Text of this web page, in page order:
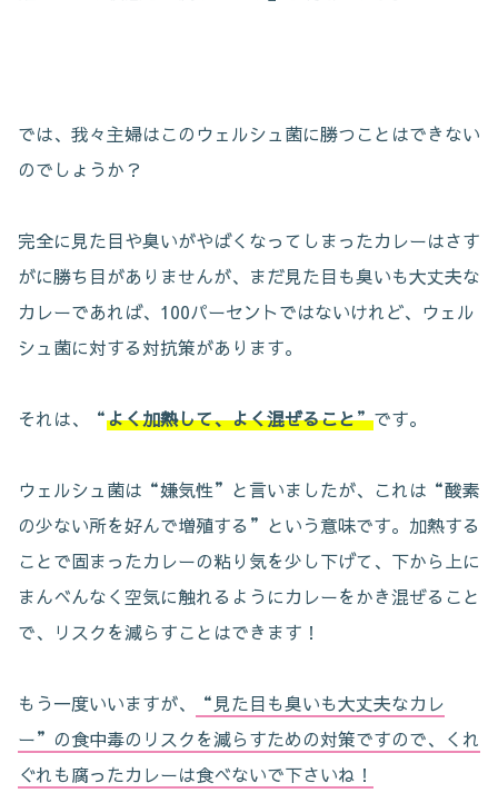
では、我々主婦はこのウェルシュ菌に勝つことはできない
のでしょうか？
完全に見た目や臭いがやばくなってしまったカレーはさす
がに勝ち目がありませんが、まだ見た目も臭いも大丈夫な
カレーであれば、100パーセントではないけれど、ウェル
シュ菌に対する対抗策があります。
それは、“よく加熱して、よく混ぜること”です。
ウェルシュ菌は“嫌気性”と言いましたが、これは“酸素
の少ない所を好んで増殖する”という意味です。加熱する
ことで固まったカレーの粘り気を少し下げて、下から上に
まんべんなく空気に触れるようにカレーをかき混ぜること
で、リスクを減らすことはできます！
もう一度いいますが、
“見た目も臭いも大丈夫なカレ
ー”の食中毒のリスクを減らすための対策ですので、くれ
ぐれも腐ったカレーは食べないで下さいね！